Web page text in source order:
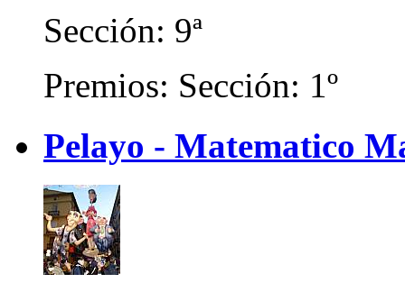
Sección: 9ª
Premios: Sección: 1º
Pelayo - Matematico